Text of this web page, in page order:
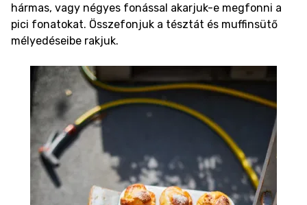
hármas, vagy négyes fonással akarjuk-e megfonni a
pici fonatokat. Összefonjuk a tésztát és muffinsütő
mélyedéseibe rakjuk.